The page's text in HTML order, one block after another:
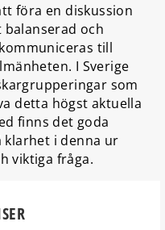
föra en diskussion
balanserad och
till
I Sverige
som
detta högst aktuella
finns det goda
i denna ur
viktiga fråga.